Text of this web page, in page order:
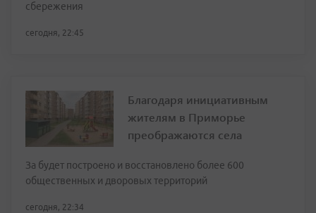
сбережения
сегодня, 22:45
Благодаря инициативным
жителям в Приморье
преображаются села
За будет построено и восстановлено более 600
общественных и дворовых территорий
сегодня, 22:34